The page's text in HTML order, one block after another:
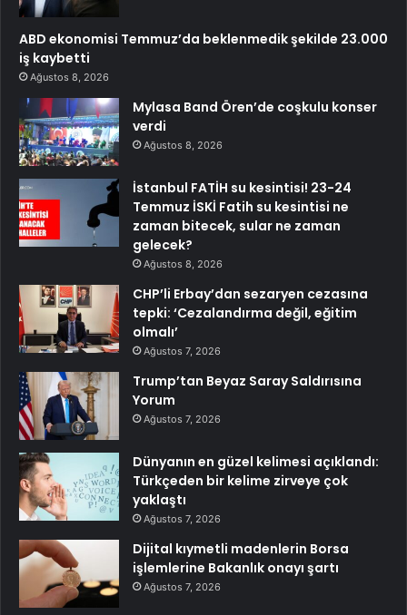
ABD ekonomisi Temmuz’da beklenmedik şekilde 23.000
iş kaybetti
Ağustos 8, 2026
Mylasa Band Ören’de coşkulu konser
verdi
Ağustos 8, 2026
İstanbul FATİH su kesintisi! 23-24
Temmuz İSKİ Fatih su kesintisi ne
zaman bitecek, sular ne zaman
gelecek?
Ağustos 8, 2026
CHP’li Erbay’dan sezaryen cezasına
tepki: ‘Cezalandırma değil, eğitim
olmalı’
Ağustos 7, 2026
Trump’tan Beyaz Saray Saldırısına
Yorum
Ağustos 7, 2026
Dünyanın en güzel kelimesi açıklandı:
Türkçeden bir kelime zirveye çok
yaklaştı
Ağustos 7, 2026
Dijital kıymetli madenlerin Borsa
işlemlerine Bakanlık onayı şartı
Ağustos 7, 2026